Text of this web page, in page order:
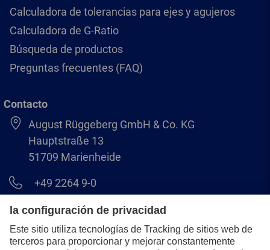
Calculadora de tolerancias para ejes y agujeros
Calculadora de G-Ratio
Búsqueda de productos
Preguntas frecuentes (FAQ)
Contacto
August Rüggeberg GmbH & Co. KG
Hauptstraße 13
51709 Marienheide
+49 2264 9-0
info@pferd.com
+49 2264 9-400